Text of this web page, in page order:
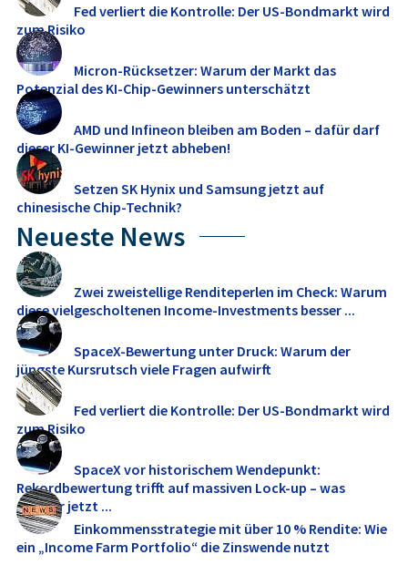
Fed verliert die Kontrolle: Der US-Bondmarkt wird
zum Risiko
Micron-Rücksetzer: Warum der Markt das
Potenzial des KI-Chip-Gewinners unterschätzt
AMD und Infineon bleiben am Boden – dafür darf
dieser KI-Gewinner jetzt abheben!
Setzen SK Hynix und Samsung jetzt auf
chinesische Chip-Technik?
Neueste News
Zwei zweistellige Renditeperlen im Check: Warum
diese vielgescholtenen Income-Investments besser ...
SpaceX-Bewertung unter Druck: Warum der
jüngste Kursrutsch viele Fragen aufwirft
Fed verliert die Kontrolle: Der US-Bondmarkt wird
zum Risiko
SpaceX vor historischem Wendepunkt:
Rekordbewertung trifft auf massiven Lock-up – was
Anleger jetzt ...
Einkommensstrategie mit über 10 % Rendite: Wie
ein „Income Farm Portfolio“ die Zinswende nutzt